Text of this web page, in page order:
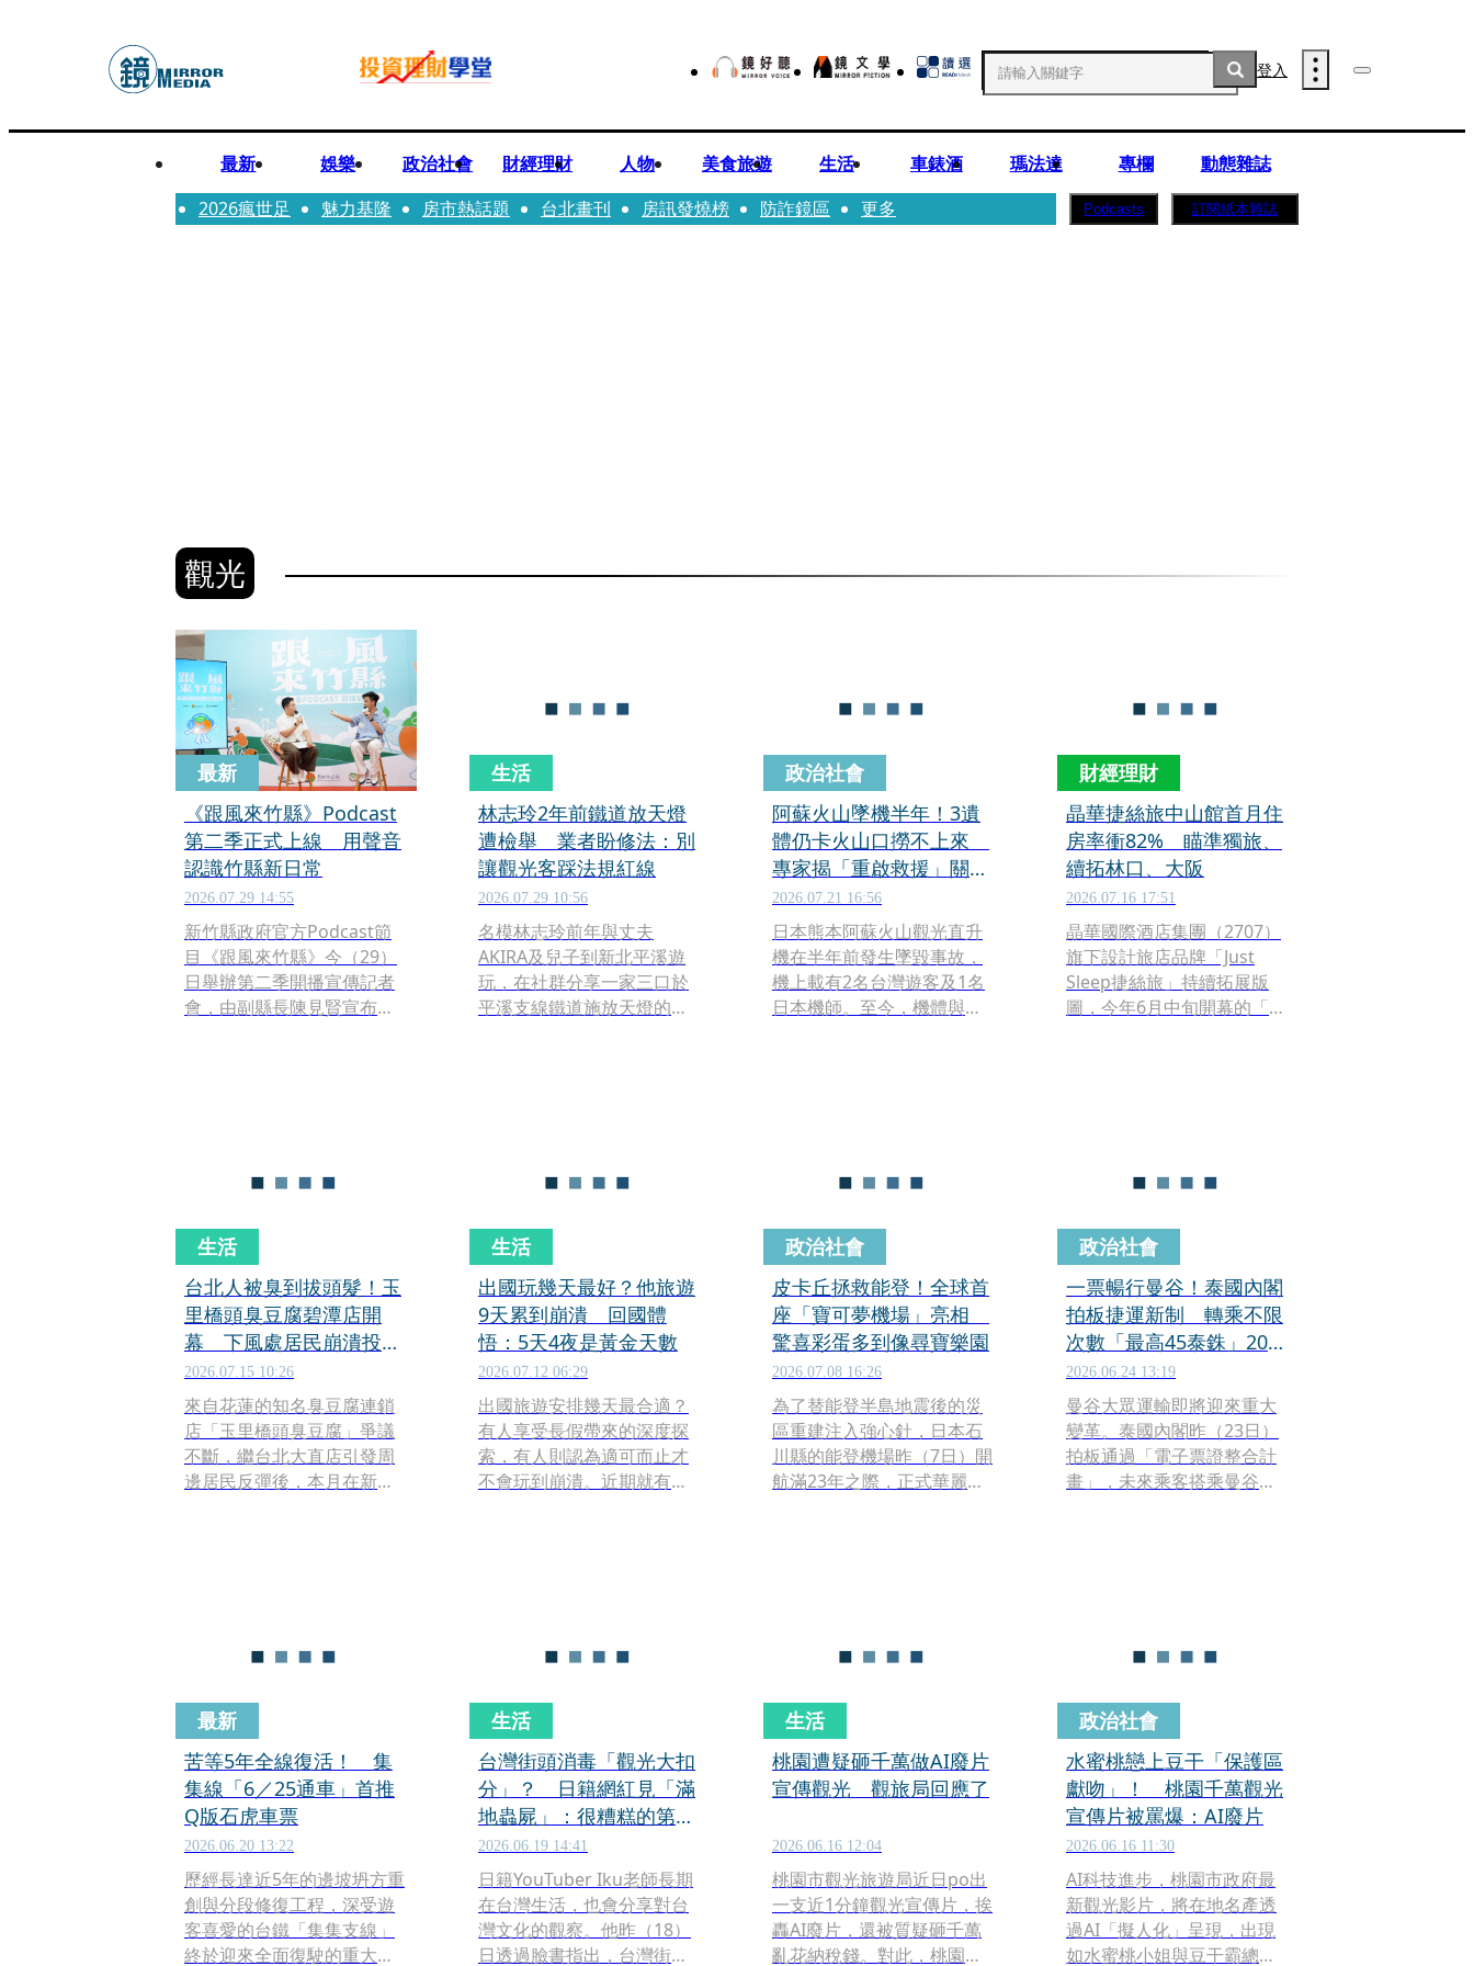
登入
最新 娛樂 政治社會 財經理財 人物 美食旅遊 生活 車錶酒 瑪法達 專欄
動態雜誌
2026瘋世足
魅力基隆 房市熱話題 台北畫刊 房訊發燒榜 防詐鏡區 更多 Podcasts 訂閱紙本雜誌
觀光
最新
《跟風來竹縣》Podcast
第二季正式上線 用聲音
認識竹縣新日常
2026.07.29 14:55
新竹縣政府官方Podcast節
目《跟風來竹縣》今（29）
日舉辦第二季開播宣傳記者
會，由副縣長陳見賢宣布第
故事及縣政脈動。
生活
林志玲2年前鐵道放天燈
遭檢舉 業者盼修法：別
讓觀光客踩法規紅線
2026.07.29 10:56
名模林志玲前年與丈夫
AKIRA及兒子到新北平溪遊
玩，在社群分享一家三口於
平溪支線鐵道施放天燈的照
乖去繳罰金，謝謝大家的關
區域施放天燈。
政治社會
阿蘇火山墜機半年！3遺
體仍卡火山口撈不上來
專家揭「重啟救援」關鍵
時機
2026.07.21 16:56
日本熊本阿蘇火山觀光直升
機在半年前發生墜毀事故，
機上載有2名台灣遊客及1名
日本機師。至今，機體與罹
財經理財
晶華捷絲旅中山館首月住
房率衝82% 瞄準獨旅、
續拓林口、大阪
2026.07.16 17:51
晶華國際酒店集團（2707）
旗下設計旅店品牌「Just
Sleep捷絲旅」持續拓展版
圖，今年6月中旬開幕的「捷
集團也規劃2027年再開設林
生活
台北人被臭到拔頭髮！玉
里橋頭臭豆腐碧潭店開
幕 下風處居民崩潰投訴
「環保局說話了」
2026.07.15 10:26
來自花蓮的知名臭豆腐連鎖
店「玉里橋頭臭豆腐」爭議
不斷，繼台北大直店引發周
邊居民反彈後，本月在新北
生活
出國玩幾天最好？他旅遊
9天累到崩潰 回國體
悟：5天4夜是黃金天數
2026.07.12 06:29
出國旅遊安排幾天最合適？
有人享受長假帶來的深度探
索，有人則認為適可而止才
不會玩到崩潰。近期就有網
政治社會
皮卡丘拯救能登！全球首
座「寶可夢機場」亮相
驚喜彩蛋多到像尋寶樂園
2026.07.08 16:26
為了替能登半島地震後的災
區重建注入強心針，日本石
川縣的能登機場昨（7日）開
航滿23年之際，正式華麗變
等待180分鐘的驚人排隊紀
的寶可夢明星們，化作帶領
能登飛向光明未來的希望之
翼，吸引國內外旅客前來觀
光帶動商機。
政治社會
一票暢行曼谷！泰國內閣
拍板捷運新制 轉乘不限
次數「最高45泰銖」2027
元旦上路
2026.06.24 13:19
曼谷大眾運輸即將迎來重大
變革。泰國內閣昨（23日）
拍板通過「電子票證整合計
畫」，未來乘客搭乘曼谷各
最新
苦等5年全線復活！ 集
集線「6／25通車」首推
Q版石虎車票
2026.06.20 13:22
歷經長達近5年的邊坡坍方重
創與分段修復工程，深受遊
客喜愛的台鐵「集集支線」
終於迎來全面復駛的重大喜
生活
台灣街頭消毒「觀光大扣
分」？ 日籍網紅見「滿
地蟲屍」：很糟糕的第一
印象
2026.06.19 14:41
日籍YouTuber Iku老師長期
在台灣生活，也會分享對台
灣文化的觀察。他昨（18）
日透過臉書指出，​台灣街頭
生活
桃園遭疑砸千萬做AI廢片
宣傳觀光 觀旅局回應了
2026.06.16 12:04
桃園市觀光旅遊局近日po出
一支近1分鐘觀光宣傳片，挨
轟AI廢片，還被質疑砸千萬
亂花納稅錢。對此，桃園市
政治社會
水蜜桃戀上豆干「保護區
獻吻」！ 桃園千萬觀光
宣傳片被罵爆：AI廢片
2026.06.16 11:30
AI科技進步，桃園市政府最
新觀光影片，將在地名產透
過AI「擬人化」呈現，出現
如水蜜桃小姐與豆干霸總相